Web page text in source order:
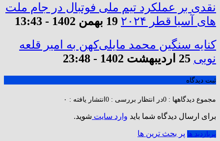
نقدی بر‌ عملکرد تیم ملی فوتبال در جام ملت
های آسیا قطر ۲۰۲۴
19 بهمن 1402 - 13:43
کنایه سنگین محمد مایلی‌کهن به امیر قلعه
نویی 25 اردیبهشت 1402 - 23:48
ثبت دیدگاه
مجموع دیدگاهها : 0 در انتظار بررسی : 0 انتشار یافته : ۰
برای ارسال دیدگاه شما باید وارد سایت شوید.
پربازدید ها پر بحث ترین ها